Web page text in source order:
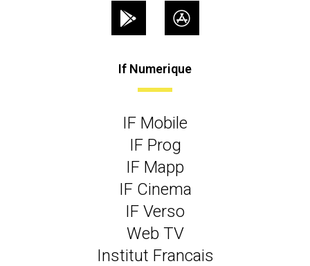
If Numerique
IF Mobile
IF Prog
IF Mapp
IF Cinema
IF Verso
Web TV
Institut Francais